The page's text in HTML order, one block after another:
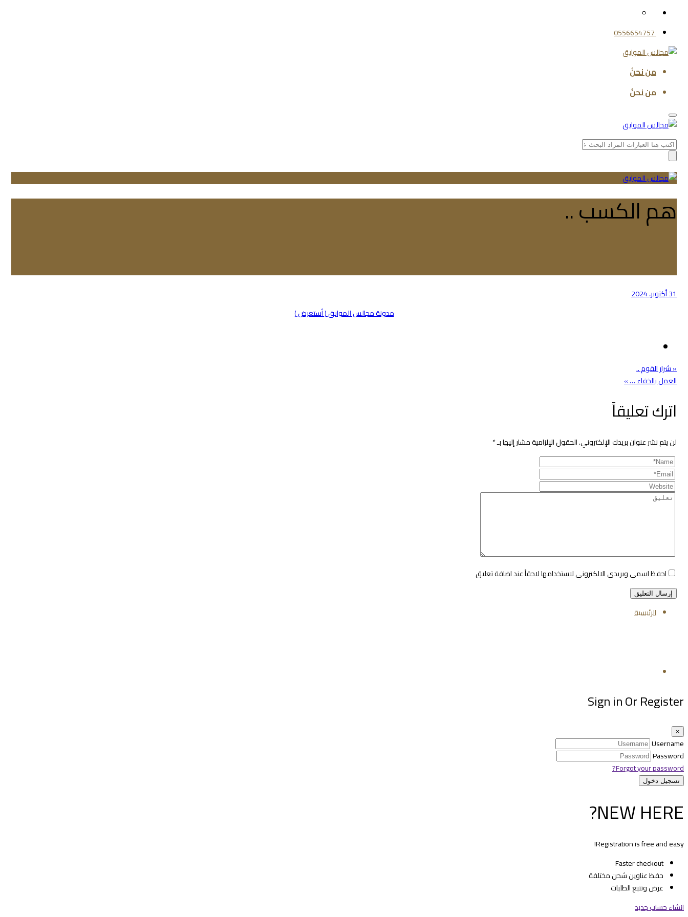
0556654757
من نحنُ
من نحنُ
Search
for:
هم الكسب ..
31 أكتوبر، 2024
مدونة مجالس الموايق ( أستعرض )
تصفّح
المقالات
« شرار القوم ..
العمل بالخفاء … »
اترك تعليقاً
لن يتم نشر عنوان بريدك الإلكتروني.الحقول الإلزامية مشار إليها بـ*
احفظ اسمي وبريدي الالكتروني لاستخدامها لاحقاً عند اضافة تعليق
الرئيسية
Sign in Or Register
×
Username
Password
Forgot your password?
NEW HERE?
Registration is free and easy!
Faster checkout
حفظ عناوين شحن مختلفة
عرض وتتبع الطلبات
انشاء حساب جديد